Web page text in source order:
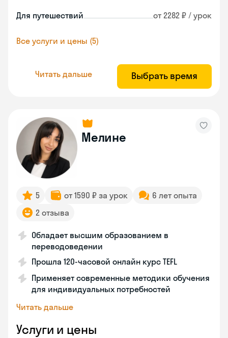
Для путешествий от 2282 ₽ / урок
Все услуги и цены (5)
Читать дальше Выбрать время
Мелине
5 от 1590 ₽ за урок
6 лет опыта
2 отзыва
Обладает высшим образованием в
переводоведении
Прошла 120-часовой онлайн курс TEFL
Применяет современные методики обучения
для индивидуальных потребностей
Читать дальше
Услуги и цены